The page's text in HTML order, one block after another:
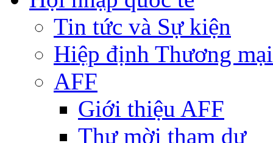
Tin tức và Sự kiện
Hiệp định Thương
AFF
Giới thiệu AFF
Thư mời tham dự